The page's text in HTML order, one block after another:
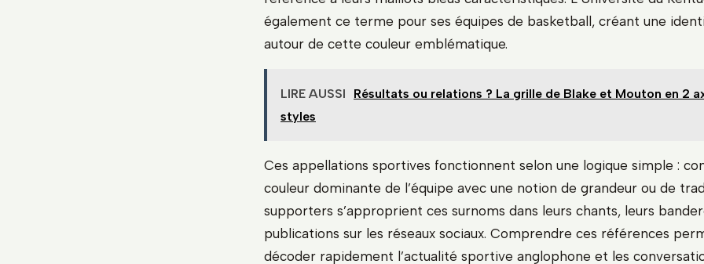
également ce terme pour ses équipes de basketball, créant une
autour de cette couleur emblématique.
LIRE AUSSI
Résultats ou relations ? La grille de Blake et Mouton en 2
styles
Ces appellations sportives fonctionnent selon une logique simple :
couleur dominante de l’équipe avec une notion de grandeur ou de
supporters s’approprient ces surnoms dans leurs chants, leurs
publications sur les réseaux sociaux. Comprendre ces références
décoder rapidement l’actualité sportive anglophone et les